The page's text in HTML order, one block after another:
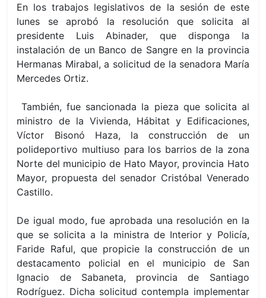
En los trabajos legislativos de la sesión de este
lunes se aprobó la resolución que solicita al
presidente Luis Abinader, que disponga la
instalación de un Banco de Sangre en la provincia
Hermanas Mirabal, a solicitud de la senadora María
Mercedes Ortiz.
También, fue sancionada la pieza que solicita al
ministro de la Vivienda, Hábitat y Edificaciones,
Víctor Bisonó Haza, la construcción de un
polideportivo multiuso para los barrios de la zona
Norte del municipio de Hato Mayor, provincia Hato
Mayor, propuesta del senador Cristóbal Venerado
Castillo.
De igual modo, fue aprobada una resolución en la
que se solicita a la ministra de Interior y Policía,
Faride Raful, que propicie la construcción de un
destacamento policial en el municipio de San
Ignacio de Sabaneta, provincia de Santiago
Rodríguez. Dicha solicitud contempla implementar